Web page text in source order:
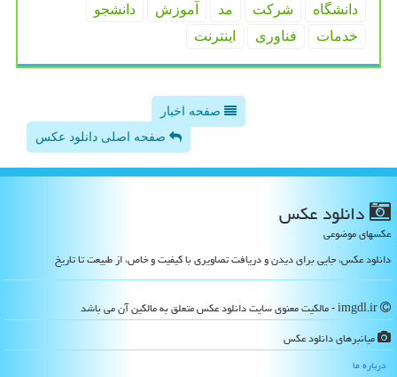
دانشگاه شركت مد آموزش
دانشجو
خدمات
فناوری اینترنت
صفحه اخبار
صفحه اصلی دانلود عکس
دانلود عكس
عکسهای موضوعی
دانلود عکس، جایی برای دیدن و دریافت تصاویری با کیفیت و خاص، از طبیعت تا تاریخ
میانبرهای دانلود عكس
درباره ما